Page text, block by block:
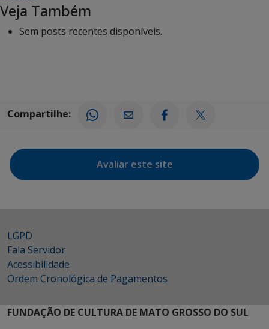
Veja Também
Sem posts recentes disponíveis.
Compartilhe:
Avaliar este site
LGPD
Fala Servidor
Acessibilidade
Ordem Cronológica de Pagamentos
FUNDAÇÃO DE CULTURA DE MATO GROSSO DO SUL